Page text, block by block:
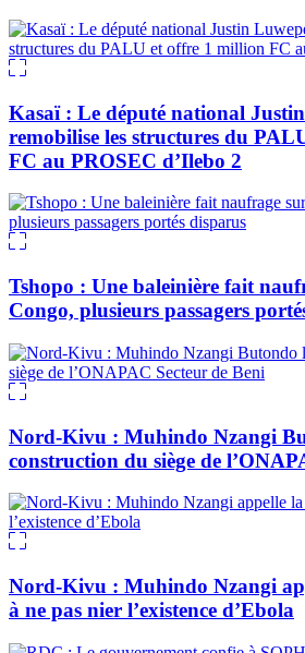
Kasaï : Le député national
remobilise les structures du
FC au PROSEC d’Ilebo 2
Tshopo : Une baleinière fait
Congo, plusieurs passagers
Nord-Kivu : Muhindo Nzangi
construction du siège de
Nord-Kivu : Muhindo Nzangi
à ne pas nier l’existence d’Ebola